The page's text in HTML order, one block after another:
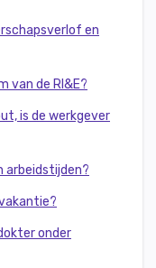
en
van de RI&E?
is de werkgever
arbeidstijden?
onder